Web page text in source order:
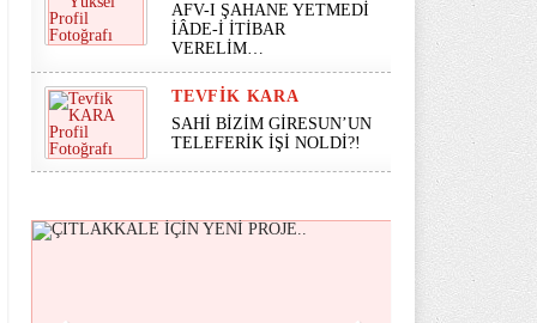
AFV-I ŞAHANE YETMEDİ
İÂDE-İ İTİBAR
VERELİM…
TEVFIK KARA
SAHİ BİZİM GİRESUN’UN
TELEFERİK İŞİ NOLDİ?!